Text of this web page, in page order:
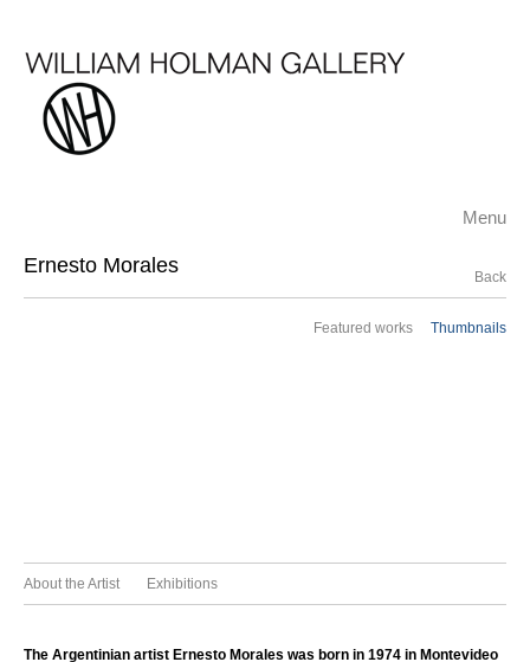
Menu
Ernesto Morales Back
Featured works Thumbnails
About the Artist Exhibitions
The Argentinian artist Ernesto Morales was born in 1974 in Montevideo